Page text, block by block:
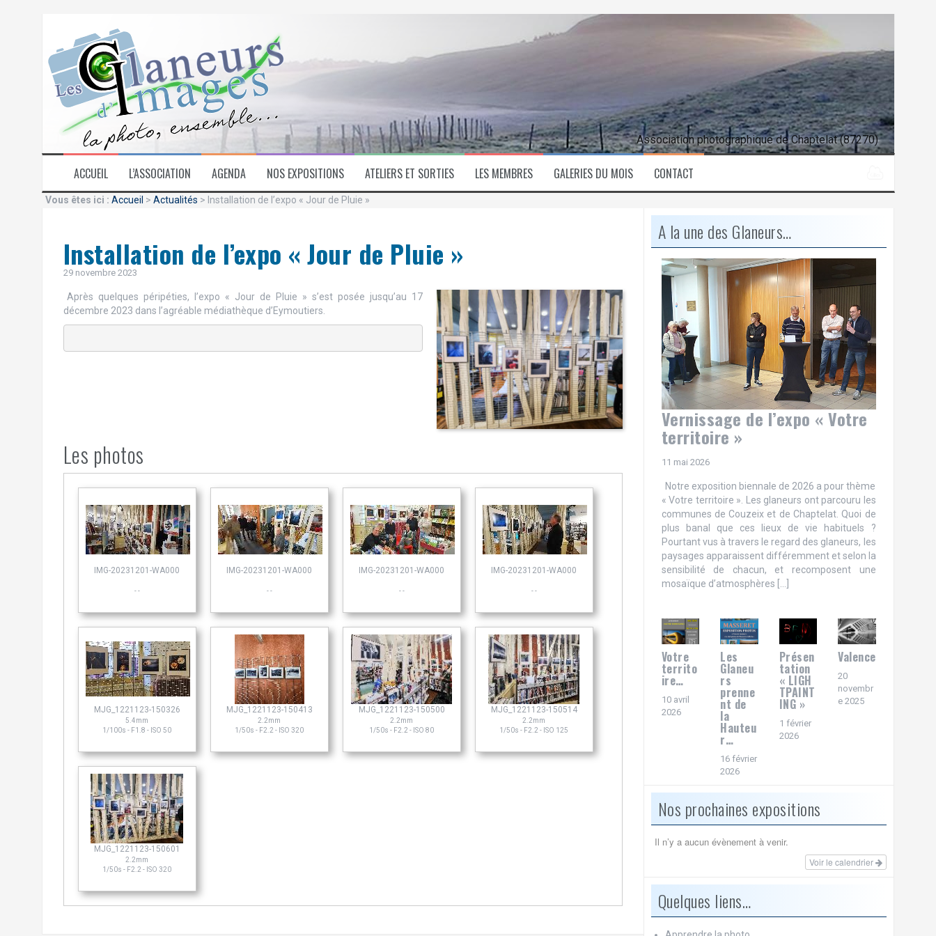
Association photographique de Chaptelat (87270)
ACCUEIL L’ASSOCIATION AGENDA NOS EXPOSITIONS ATELIERS ET SORTIES LES MEMBRES GALERIES DU MOIS CONTACT
Vous êtes ici : Accueil > Actualités > Installation de l’expo « Jour de Pluie »
Installation de l’expo « Jour de Pluie »
29 novembre 2023
Après quelques péripéties, l’expo « Jour de Pluie » s’est posée jusqu’au 17
décembre 2023 dans l’agréable médiathèque d’Eymoutiers.
Les photos
IMG-20231201-WA000
- -
IMG-20231201-WA000
- -
IMG-20231201-WA000
- -
IMG-20231201-WA000
- -
MJG_1221123-150326
5.4mm
1/100s - F1.8 - ISO 50
MJG_1221123-150413
2.2mm
1/50s - F2.2 - ISO 320
MJG_1221123-150500
2.2mm
1/50s - F2.2 - ISO 80
MJG_1221123-150514
2.2mm
1/50s - F2.2 - ISO 125
MJG_1221123-150601
2.2mm
1/50s - F2.2 - ISO 320
A la une des Glaneurs…
Vernissage de l’expo « Votre
territoire »
11 mai 2026
Notre exposition biennale de 2026 a pour thème
« Votre territoire ». Les glaneurs ont parcouru les
communes de Couzeix et de Chaptelat. Quoi de
plus banal que ces lieux de vie habituels ?
Pourtant vus à travers le regard des glaneurs, les
paysages apparaissent différemment et selon la
sensibilité de chacun, et recomposent une
mosaïque d’atmosphères […]
Votre
territo
ire…
10 avril
2026
Les
Glaneu
rs
prenne
nt de
la
Hauteu
r…
16 février
2026
Présen
tation
« LIGH
TPAINT
ING »
1 février
2026
Valence
20
novembr
e 2025
Nos prochaines expositions
Il n’y a aucun évènement à venir.
Voir le calendrier
Quelques liens…